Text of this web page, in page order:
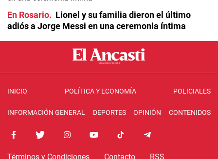
En Rosario
Lionel y su familia dieron el último
adiós a Jorge Messi en una ceremonia íntima
INICIO POLÍTICA Y ECONOMÍA POLICIALES
INFORMACIÓN GENERAL DEPORTES OPINIÓN CONTENIDOS
Términos y Condiciones Contacto RSS